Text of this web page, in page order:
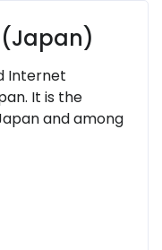
Internet
It is the
and among